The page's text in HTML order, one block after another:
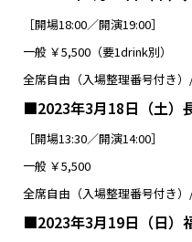
［開場18:00／開演19:00］
一般 ￥5,500（要1drink別）
全席自由（入場整理番号付き
■2023年3月18日（土）
［開場13:30／開演14:00］
一般 ￥5,500
全席自由（入場整理番号付き
■2023年3月19日（日）